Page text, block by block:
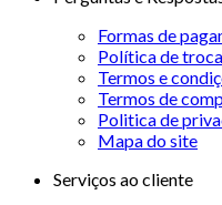
Formas de
Política de
Termos e
Termos de
Politica de
Mapa do site
Serviços ao cliente